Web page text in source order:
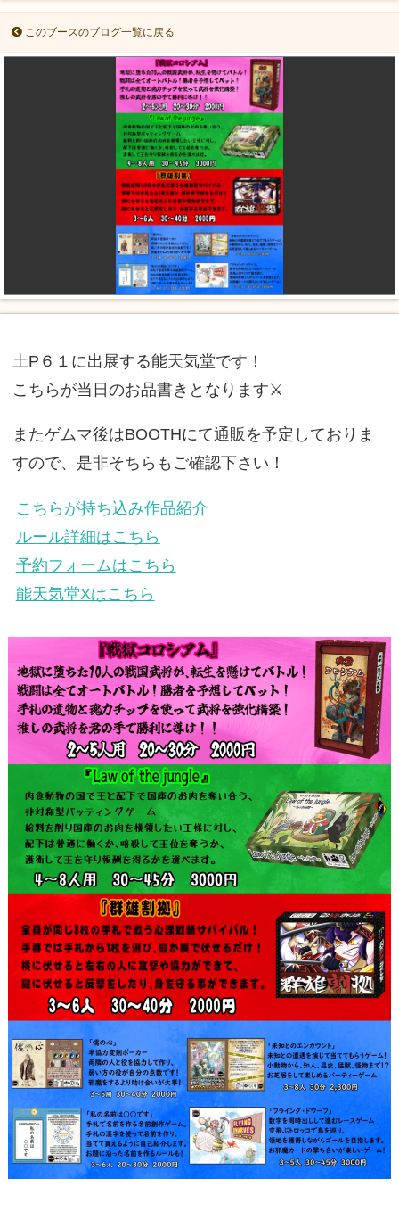
このブースのブログ一覧に戻る
土P６１に出展する能天気堂です！
こちらが当日のお品書きとなります⚔️
またゲムマ後はBOOTHにて通販を予定しておりま
すので、是非そちらもご確認下さい！
こちらが持ち込み作品紹介
ルール詳細はこちら
予約フォームはこちら
能天気堂Xはこちら